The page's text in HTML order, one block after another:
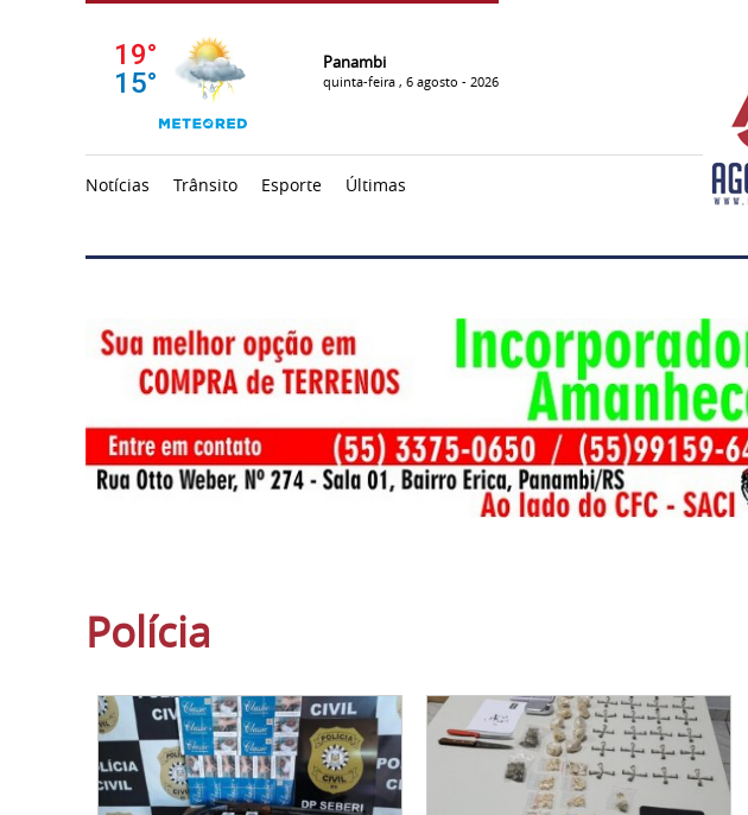
Panambi
quinta-feira , 6 agosto - 2026
Notícias Trânsito Esporte
Últimas
Polícia